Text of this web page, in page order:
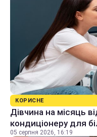
КОРИСНЕ
Дівчина на місяць
кондиціонеру для
05 серпня 2026, 16:19